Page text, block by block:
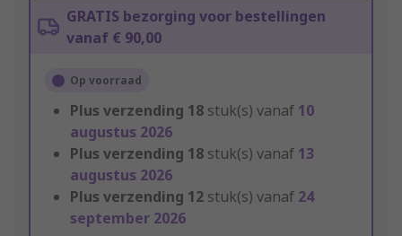
GRATIS bezorging voor bestellingen
vanaf € 90,00
Op voorraad
Plus verzending 18 stuk(s) vanaf 10
augustus 2026
Plus verzending 18 stuk(s) vanaf 13
augustus 2026
Plus verzending 12 stuk(s) vanaf 24
september 2026